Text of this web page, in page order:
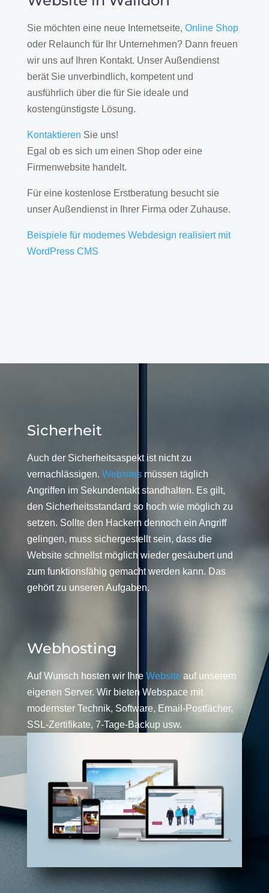
Sie möchten eine neue Internetseite, Online Shop
oder Relaunch für Ihr Unternehmen? Dann freuen
wir uns auf Ihren Kontakt. Unser Außendienst
berät Sie unverbindlich, kompetent und
ausführlich über die für Sie ideale und
kostengünstigste Lösung.
Kontaktieren Sie uns!
Egal ob es sich um einen Shop oder eine
Firmenwebsite handelt.
Für eine kostenlose Erstberatung besucht sie
unser Außendienst in Ihrer Firma oder Zuhause.
Beispiele für modernes Webdesign realisiert mit
WordPress CMS
Sicherheit
Auch der Sicherheitsaspekt ist nicht zu
vernachlässigen. Websitesmüssen täglich
Angriffen im Sekundentakt standhalten. Es gilt,
den Sicherheitsstandard so hoch wie möglich zu
setzen. Sollte den Hackern dennoch ein Angriff
gelingen, muss sichergestellt sein, dass die
Website schnellst möglich wieder gesäubert und
zum funktionsfähig gemacht werden kann. Das
gehört zu unseren Aufgaben.
Webhosting
Auf Wunsch hosten wir Ihre Website auf unserem
eigenen Server. Wir bieten Webspace mit
modernster Technik, Software, Email-Postfächer,
SSL-Zertifikate, 7-Tage-Backup usw.